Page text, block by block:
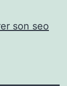
son seo